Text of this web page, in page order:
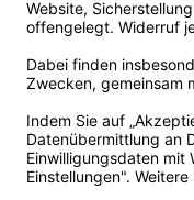
FAQ EUDR